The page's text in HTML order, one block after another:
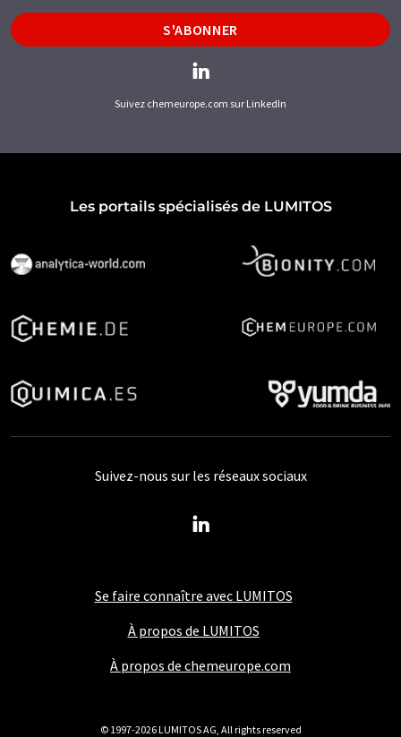
S'ABONNER
Suivez chemeurope.com sur LinkedIn
Les portails spécialisés de LUMITOS
Se faire connaître avec LUMITOS
À propos de LUMITOS
À propos de chemeurope.com
Suivez-nous sur les réseaux sociaux
© 1997-2026 LUMITOS AG, All rights reserved